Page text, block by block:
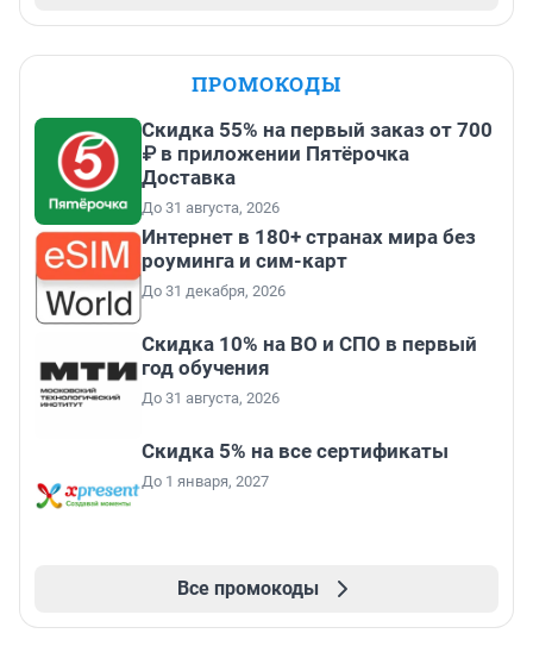
ПРОМОКОДЫ
Скидка 55% на первый заказ от 700
₽ в приложении Пятёрочка
Доставка
До 31 августа, 2026
Интернет в 180+ странах мира без
роуминга и сим-карт
До 31 декабря, 2026
Скидка 10% на ВО и СПО в первый
год обучения
До 31 августа, 2026
Скидка 5% на все сертификаты
До 1 января, 2027
Все промокоды